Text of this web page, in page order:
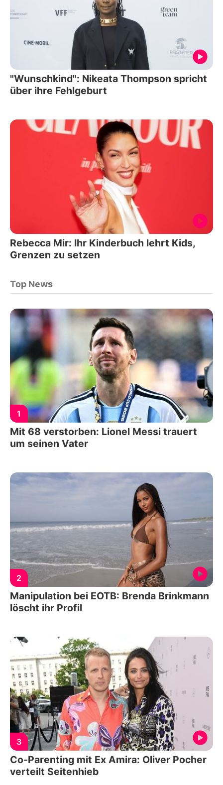
"Wunschkind": Nikeata Thompson spricht
über ihre Fehlgeburt
Rebecca Mir: Ihr Kinderbuch lehrt Kids,
Grenzen zu setzen
Top News
1
Mit 68 verstorben: Lionel Messi trauert
um seinen Vater
2
Manipulation bei EOTB: Brenda Brinkmann
löscht ihr Profil
3
Co-Parenting mit Ex Amira: Oliver Pocher
verteilt Seitenhieb